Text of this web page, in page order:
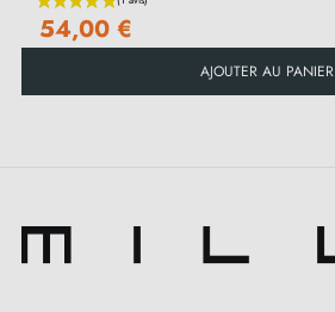
54,00 €
AJOUTER AU PANIER